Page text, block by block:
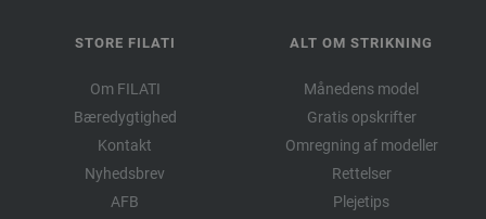
STORE FILATI
Om FILATI
Bæredygtighed
Kontakt
Nyhedsbrev
AFB
ALT OM STRIKNING
Månedens model
Gratis opskrifter
Omregning af modeller
Rettelser
Plejetips